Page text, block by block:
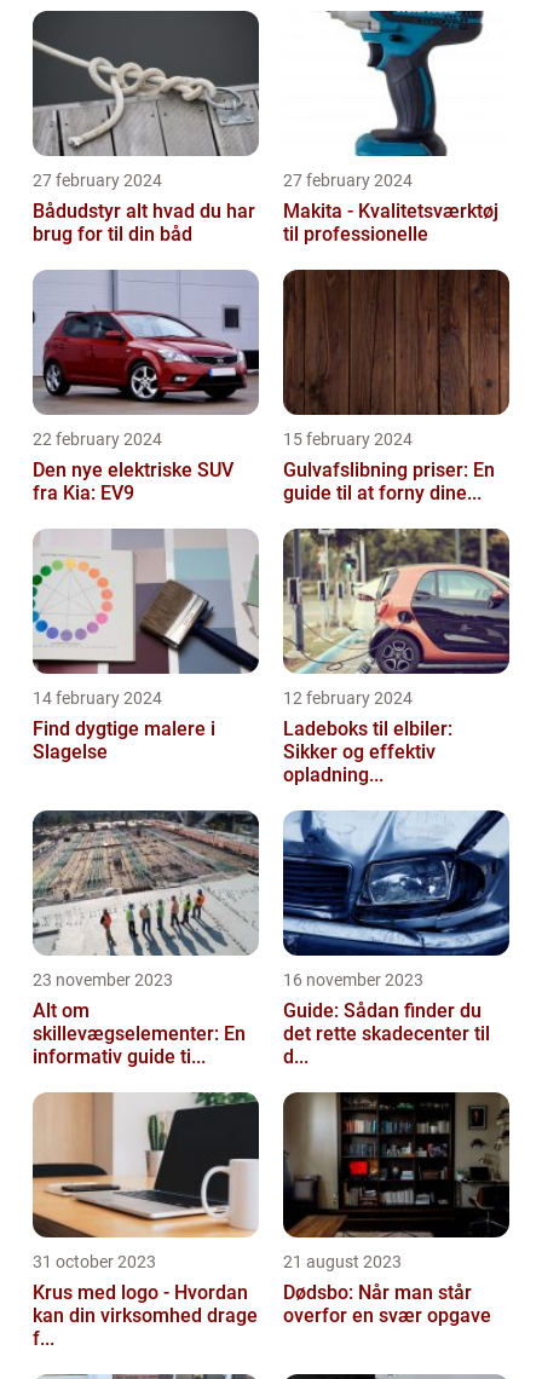
27 february 2024
Bådudstyr alt hvad du har
brug for til din båd
27 february 2024
Makita - Kvalitetsværktøj
til professionelle
22 february 2024
Den nye elektriske SUV
fra Kia: EV9
15 february 2024
Gulvafslibning priser: En
guide til at forny dine...
14 february 2024
Find dygtige malere i
Slagelse
12 february 2024
Ladeboks til elbiler:
Sikker og effektiv
opladning...
23 november 2023
Alt om
skillevægselementer: En
informativ guide ti...
16 november 2023
Guide: Sådan finder du
det rette skadecenter til
d...
31 october 2023
Krus med logo - Hvordan
kan din virksomhed drage
f...
21 august 2023
Dødsbo: Når man står
overfor en svær opgave